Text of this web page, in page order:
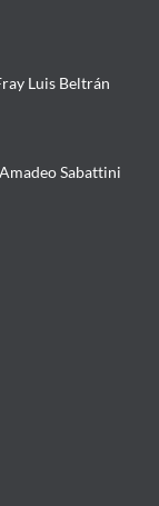
Luis Beltrán
Sabattini